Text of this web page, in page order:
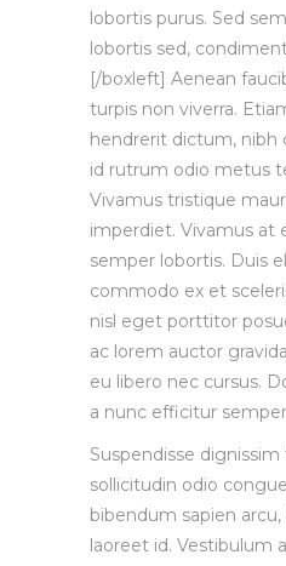
lobortis purus. Sed
lobortis sed,
[/boxleft] Aenean
turpis non viverra.
hendrerit dictum, nibh
id rutrum odio metus
Vivamus tristique
imperdiet. Vivamus at
semper lobortis. Duis
commodo ex et
nisl eget porttitor
ac lorem auctor
eu libero nec cursus.
a nunc efficitur
Suspendisse
sollicitudin odio
bibendum sapien
laoreet id. Vestibulum